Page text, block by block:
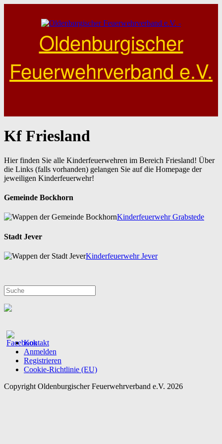
Oldenburgischer
Feuerwehrverband e.V.
Kf Friesland
Hier finden Sie alle Kinderfeuerwehren im Bereich Friesland! Über
die Links (falls vorhanden) gelangen Sie auf die Homepage der
jeweiligen Kinderfeuerwehr!
Gemeinde Bockhorn
Kinderfeuerwehr Grabstede
Stadt Jever
Kinderfeuerwehr Jever
Kontakt
Anmelden
Registrieren
Cookie-Richtlinie (EU)
Copyright Oldenburgischer Feuerwehrverband e.V. 2026